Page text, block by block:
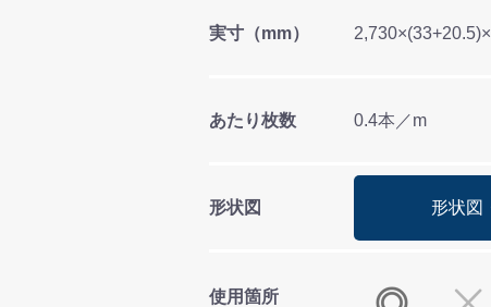
実寸（mm）
あたり枚数 0.4本／m
形状図 形状図
使用箇所